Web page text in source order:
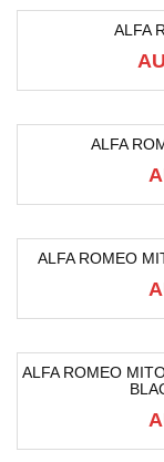
ALFA
ALFA
ALFA ROMEO
ALFA ROMEO